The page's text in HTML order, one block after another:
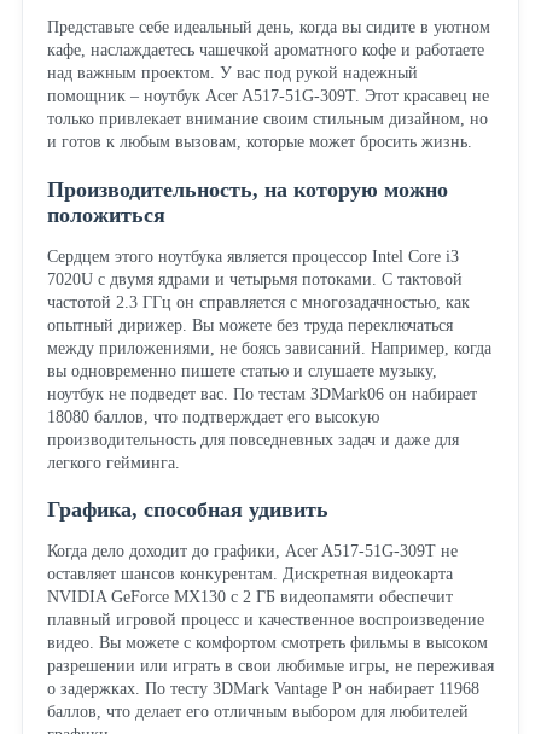
Представьте себе идеальный день, когда вы сидите в уютном
кафе, наслаждаетесь чашечкой ароматного кофе и работаете
над важным проектом. У вас под рукой надежный
помощник – ноутбук Acer A517-51G-309T. Этот красавец не
только привлекает внимание своим стильным дизайном, но
и готов к любым вызовам, которые может бросить жизнь.
Производительность, на которую можно
положиться
Сердцем этого ноутбука является процессор Intel Core i3
7020U с двумя ядрами и четырьмя потоками. С тактовой
частотой 2.3 ГГц он справляется с многозадачностью, как
опытный дирижер. Вы можете без труда переключаться
между приложениями, не боясь зависаний. Например, когда
вы одновременно пишете статью и слушаете музыку,
ноутбук не подведет вас. По тестам 3DMark06 он набирает
18080 баллов, что подтверждает его высокую
производительность для повседневных задач и даже для
легкого гейминга.
Графика, способная удивить
Когда дело доходит до графики, Acer A517-51G-309T не
оставляет шансов конкурентам. Дискретная видеокарта
NVIDIA GeForce MX130 с 2 ГБ видеопамяти обеспечит
плавный игровой процесс и качественное воспроизведение
видео. Вы можете с комфортом смотреть фильмы в высоком
разрешении или играть в свои любимые игры, не переживая
о задержках. По тесту 3DMark Vantage P он набирает 11968
баллов, что делает его отличным выбором для любителей